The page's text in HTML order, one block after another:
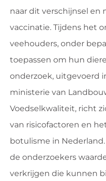
naar dit verschijnsel en
vaccinatie. Tijdens het
veehouders, onder
toepassen om hun
onderzoek, uitgevoerd
ministerie van
Voedselkwaliteit, richt
van risicofactoren en
botulisme in
de onderzoekers
verkrijgen die kunnen